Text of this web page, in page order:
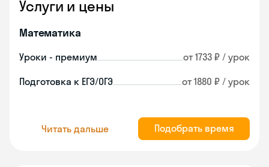
Услуги и цены
Математика
Уроки - премиум от 1733 ₽ / урок
Подготовка к ЕГЭ/ОГЭ от 1880 ₽ / урок
Читать дальше Подобрать время